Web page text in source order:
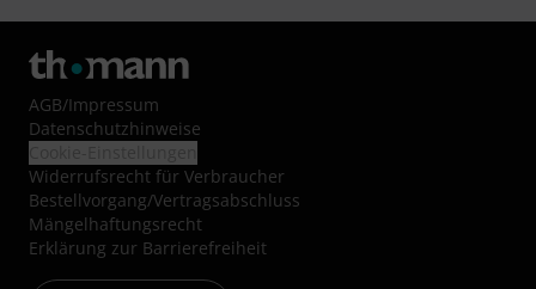
AGB/Impressum
Datenschutzhinweise
Widerrufsrecht für Verbraucher
Bestellvorgang/Vertragsabschluss
Mängelhaftungsrecht
Erklärung zur Barrierefreiheit